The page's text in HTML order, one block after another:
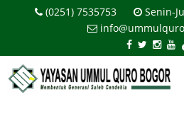
(0251) 7535753
Senin-